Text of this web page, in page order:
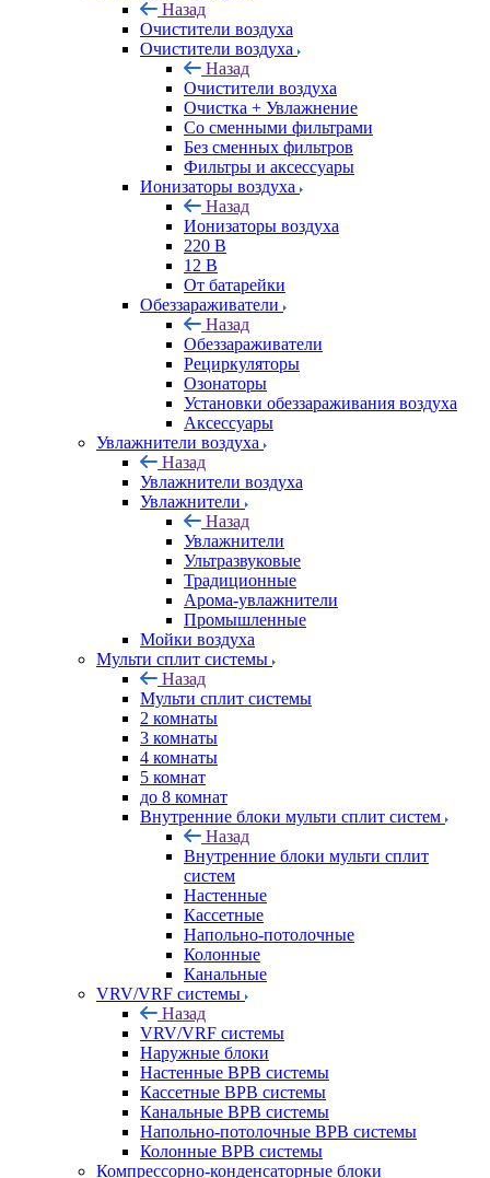
Назад
Очистители воздуха
Очистители воздуха
Назад
Очистители воздуха
Очистка + Увлажнение
Cо сменными фильтрами
Без сменных фильтров
Фильтры и аксессуары
Ионизаторы воздуха
Назад
Ионизаторы воздуха
220 В
12 В
От батарейки
Обеззараживатели
Назад
Обеззараживатели
Рециркуляторы
Озонаторы
Установки обеззараживания воздуха
Аксессуары
Увлажнители воздуха
Назад
Увлажнители воздуха
Увлажнители
Назад
Увлажнители
Ультразвуковые
Традиционные
Арома-увлажнители
Промышленные
Мойки воздуха
Мульти сплит системы
Назад
Мульти сплит системы
2 комнаты
3 комнаты
4 комнаты
5 комнат
до 8 комнат
Внутренние блоки мульти сплит систем
Назад
Внутренние блоки мульти сплит
систем
Настенные
Кассетные
Напольно-потолочные
Колонные
Канальные
VRV/VRF системы
Назад
VRV/VRF системы
Наружные блоки
Настенные ВРВ системы
Кассетные ВРВ системы
Канальные ВРВ системы
Напольно-потолочные ВРВ системы
Колонные ВРВ системы
Компрессорно-конденсаторные блоки